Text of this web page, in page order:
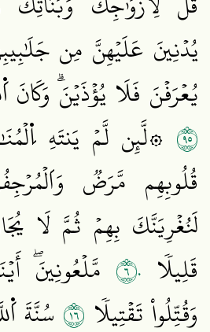
يُدۡنِينَ عَلَيۡهِنَّ مِن
يُعۡرَفۡنَ فَلَا يُؤۡذَيۡنَۗ وَكَانَ
٥٩ ۞لَّئِن لَّمۡ يَنتَهِ
قُلُوبِهِم مَّرَضٞ
لَنُغۡرِيَنَّكَ بِهِمۡ ثُمَّ لَا
قَلِيلٗا ٦٠ مَّلۡعُونِينَۖ
وَقُتِّلُواْ تَقۡتِيلٗا ٦١ سُنَّةَ